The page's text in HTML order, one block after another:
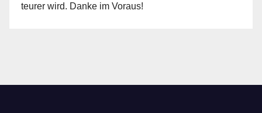
teurer wird. Danke im Voraus!